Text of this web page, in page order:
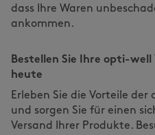
dass Ihre Waren
ankommen.
Bestellen Sie Ihre opti-
heute
Erleben Sie die Vorteile
und sorgen Sie für einen
Versand Ihrer Produkte.